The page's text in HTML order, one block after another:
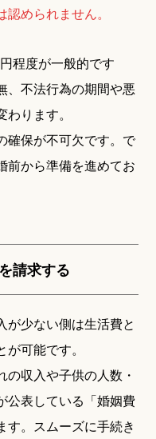
められません。
程度が一般的です
、不法行為の期間や悪
ります。
確保が不可欠です。で
前から準備を進めてお
請求する
が少ない側は生活費と
可能です。
収入や子供の人数・
公表している「婚姻費
す。スムーズに手続き